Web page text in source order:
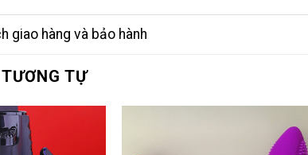
giao hàng và bảo hành
TỰ